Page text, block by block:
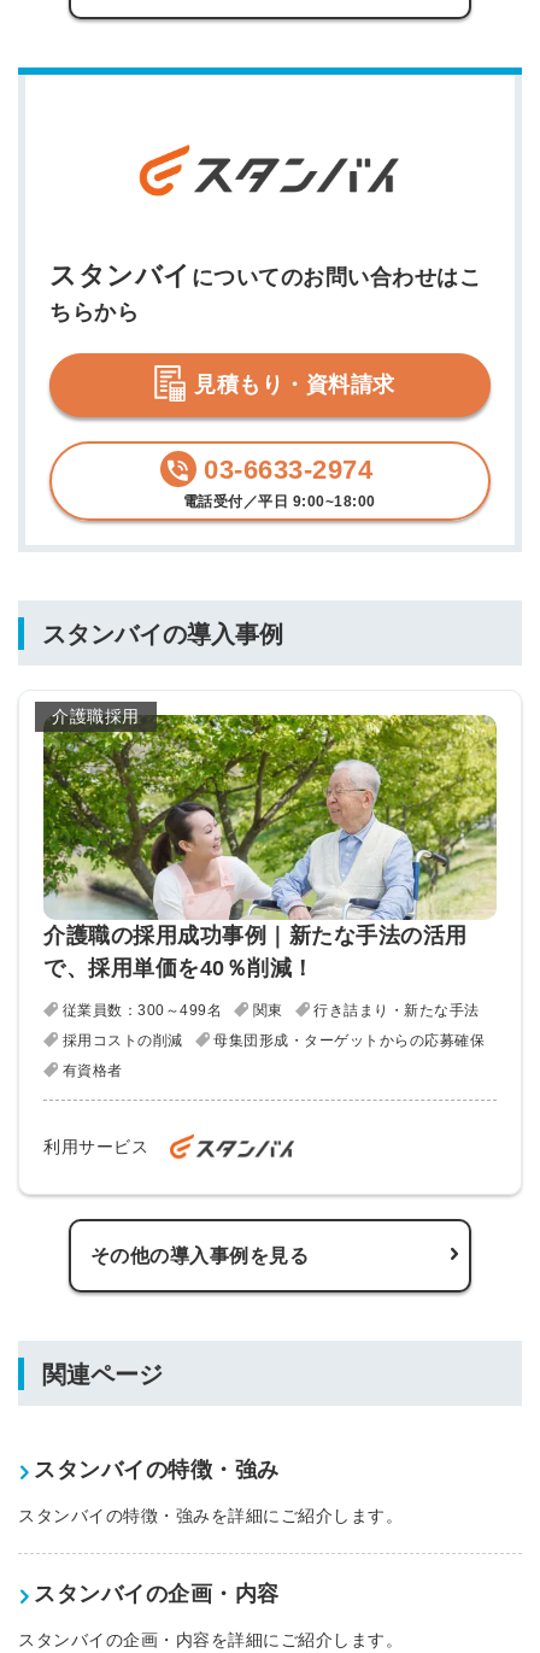
スタンバイ についてのお問い合わせはこ
ちらから
見積もり・資料請求
03-6633-2974
電話受付／平日 9:00~18:00
スタンバイの導入事例
介護職採用
介護職の採用成功事例｜新たな手法の活用
で、採用単価を40％削減！
従業員数：300～499名 関東
行き詰まり・新たな手法
採用コストの削減
母集団形成・ターゲットからの応募確保
有資格者
利用サービス
その他の導入事例を見る
関連ページ
スタンバイの特徴・強み
スタンバイの特徴・強みを詳細にご紹介します。
スタンバイの企画・内容
スタンバイの企画・内容を詳細にご紹介します。